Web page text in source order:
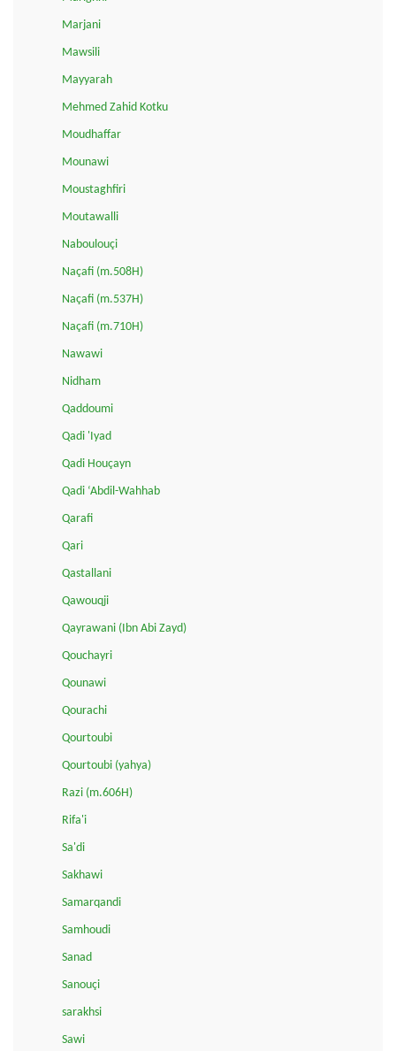
Marjani
Mawsili
Mayyarah
Mehmed Zahid Kotku
Moudhaffar
Mounawi
Moustaghfiri
Moutawalli
Naboulouçi
Naçafi (m.508H)
Naçafi (m.537H)
Naçafi (m.710H)
Nawawi
Nidham
Qaddoumi
Qadi 'Iyad
Qadi Houçayn
Qadi ‘Abdil-Wahhab
Qarafi
Qari
Qastallani
Qawouqji
Qayrawani (Ibn Abi Zayd)
Qouchayri
Qounawi
Qourachi
Qourtoubi
Qourtoubi (yahya)
Razi (m.606H)
Rifa'i
Sa'di
Sakhawi
Samarqandi
Samhoudi
Sanad
Sanouçi
sarakhsi
Sawi